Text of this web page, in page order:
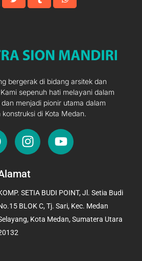
bergerak di bidang arsitek dan
sepenuh hati melayani dalam
menjadi pionir utama dalam
konstruksi di Kota Medan.
I
n
t
g
r
a
Y
o
b
e
SETIA BUDI POINT, Jl. Setia Budi
BLOK C, Tj. Sari, Kec. Medan
Kota Medan, Sumatera Utara